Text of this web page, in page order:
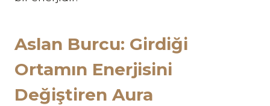
Aslan Burcu: Girdiği
Ortamın Enerjisini
Değiştiren Aura